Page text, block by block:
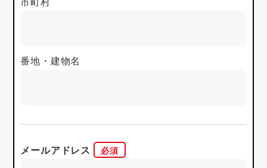
市町村
番地・建物名
メールアドレス